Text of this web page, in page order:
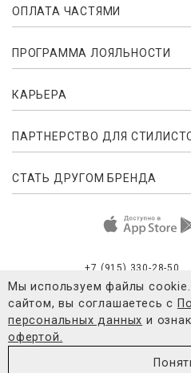
ОПЛАТА ЧАСТЯМИ
ПРОГРАММА ЛОЯЛЬНОСТИ
КАРЬЕРА
ПАРТНЕРСТВО ДЛЯ
СТАТЬ ДРУГОМ БРЕНДА
+7 (915) 330-28-50
Согласие
© 2021-2026
Мы используем файлы
сайтом, вы соглашаетесь с
персональных данных и
офертой.